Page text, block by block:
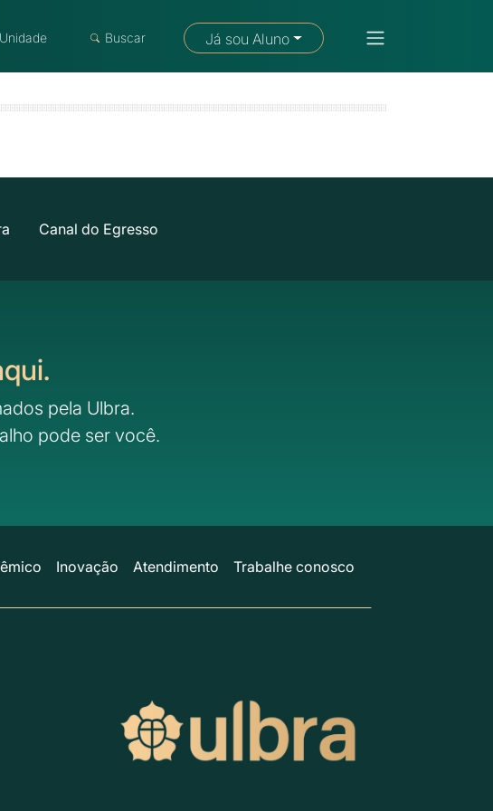
Fale com um consultor
Buscar Já sou Aluno
Canal do Egresso
pela Ulbra.
pode ser você.
Inovação Atendimento Trabalhe conosco